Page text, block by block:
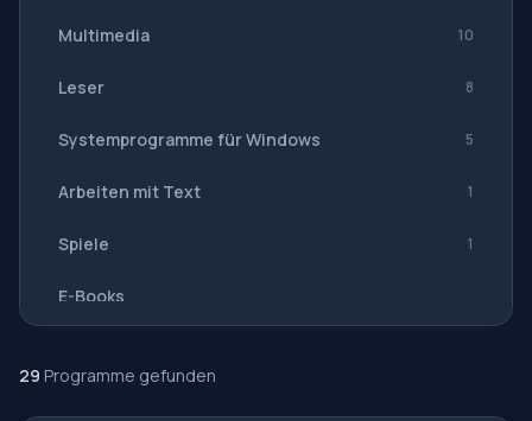
Multimedia 10
Leser 8
Systemprogramme für Windows 5
Arbeiten mit Text 1
Spiele 1
E-Books
29 Programme gefunden